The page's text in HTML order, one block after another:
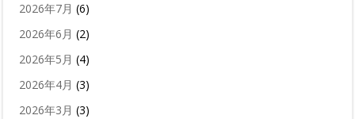
2026年7月 (6)
2026年6月 (2)
2026年5月 (4)
2026年4月 (3)
2026年3月 (3)